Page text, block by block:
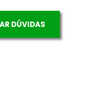
DÚVIDAS